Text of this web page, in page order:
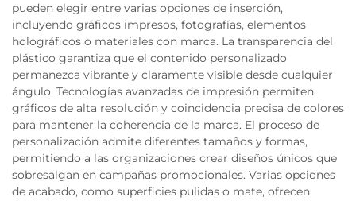
pueden elegir entre varias opciones de inserción,
incluyendo gráficos impresos, fotografías, elementos
holográficos o materiales con marca. La transparencia del
plástico garantiza que el contenido personalizado
permanezca vibrante y claramente visible desde cualquier
ángulo. Tecnologías avanzadas de impresión permiten
gráficos de alta resolución y coincidencia precisa de colores
para mantener la coherencia de la marca. El proceso de
personalización admite diferentes tamaños y formas,
permitiendo a las organizaciones crear diseños únicos que
sobresalgan en campañas promocionales. Varias opciones
de acabado, como superficies pulidas o mate, ofrecen